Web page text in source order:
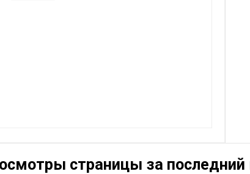
страницы за последний